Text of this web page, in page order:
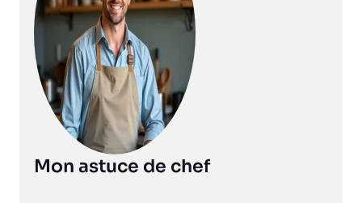
Mon astuce de chef